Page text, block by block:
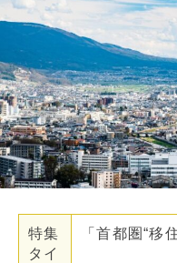
特集
タイ
「首都圏“移